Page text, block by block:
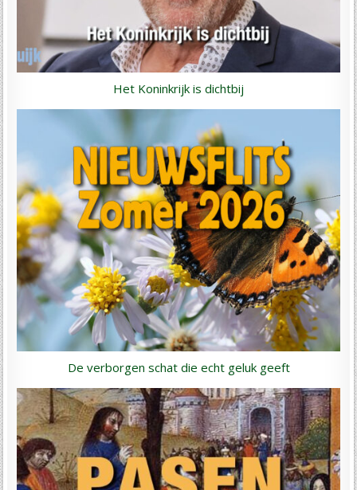
Het Koninkrijk is dichtbij
De verborgen schat die echt geluk geeft